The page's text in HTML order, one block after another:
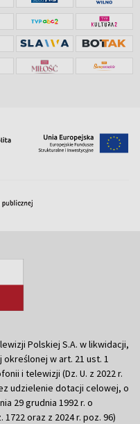
Polskiej S.A. w likwidacji,
w art. 21 ust. 1
i telewizji (Dz. U. z 2022 r.
udzielenie dotacji celowej, o
29 grudnia 1992 r. o
oraz z 2024 r. poz. 96)